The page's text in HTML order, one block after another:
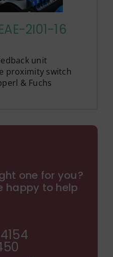
2I01-16
unit
proximity switch
& Fuchs
one for you?
happy to help